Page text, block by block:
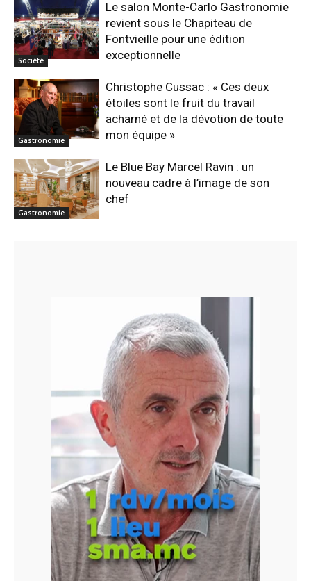
Société
Le salon Monte-Carlo Gastronomie
revient sous le Chapiteau de
Fontvieille pour une édition
exceptionnelle
Gastronomie
Christophe Cussac : « Ces deux
étoiles sont le fruit du travail
acharné et de la dévotion de toute
mon équipe »
Gastronomie
Le Blue Bay Marcel Ravin : un
nouveau cadre à l’image de son
chef